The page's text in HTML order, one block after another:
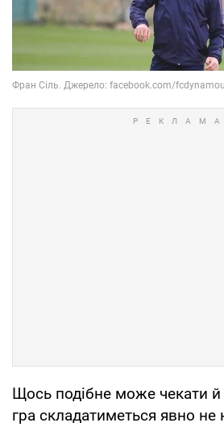
Щось подібне може чекати
гра складатиметься явно не